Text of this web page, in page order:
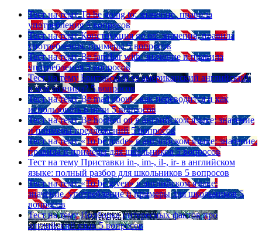
Тест на тему To be going to: значение, правила
употребления 5 вопросов
Тест на тему Конструкция go on: значения, правила
употребления, примеры 5 вопросов
Тест на тему Be familiar with: значение и правила
употребления 5 вопросов
Тест на тему Британский vs американский английский:
в чем разница? 5 вопросов
Тест на тему Be mad about - как переводится и как
использовать в речи 5 вопросов
Тест на тему Be hooked on в английском языке: значение
и примеры предложений 5 вопросов
Тест на тему «To be made» в английском языке: значение,
правила и примеры для школьников 5 вопросов
Тест на тему Приставки in-, im-, il-, ir- в английском
языке: полный разбор для школьников 5 вопросов
Тест на тему «To be given» в английском языке:
значение, употребление и примеры для школьников 5
вопросов
Тест на тему Подборка интересных фактов про
английский язык 5 вопросов